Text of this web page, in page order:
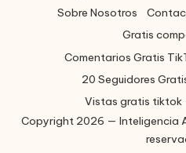
Sobre Nosotros
Gratis
Comentarios Gratis
20 Seguidores
Vistas gratis tiktok
Copyright 2026 — Inteligencia